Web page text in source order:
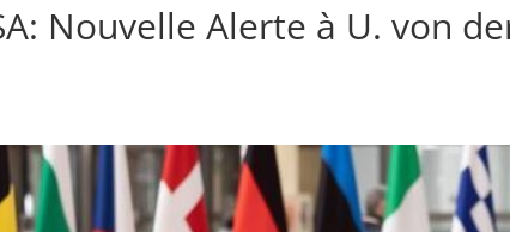
Nouvelle Alerte à U. von